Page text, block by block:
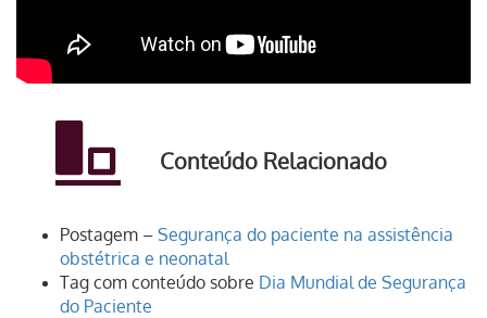
Conteúdo Relacionado
Postagem – Segurança do paciente na assistência
obstétrica e neonatal
Tag com conteúdo sobre Dia Mundial de Segurança
do Paciente